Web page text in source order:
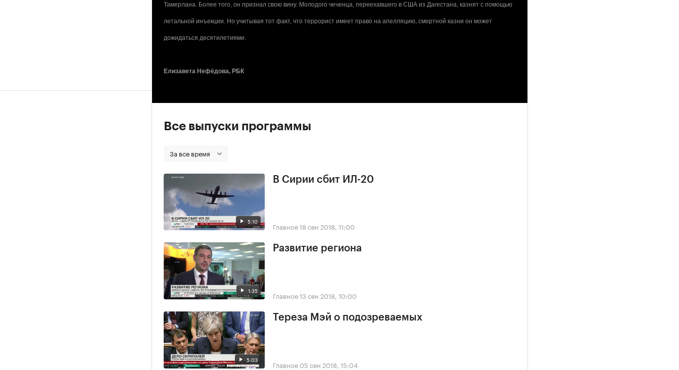
Тамерлана. Более того, он признал свою вину. Молодого чеченца, переехавшего в США из Дагестана, казнят с помощью
летальной инъекции. Но учитывая тот факт, что террорист имеет право на апелляцию, смертной казни он может
дожидаться десятилетиями.
Елизавета Нефёдова, РБК
Все выпуски программы
За все время
5:10
В Сирии сбит ИЛ-20
Главное18 сен 2018, 11:00
1:35
Развитие региона
Главное13 сен 2018, 10:00
5:03
Тереза Мэй о подозреваемых
Главное 05 сен 2018, 15:04